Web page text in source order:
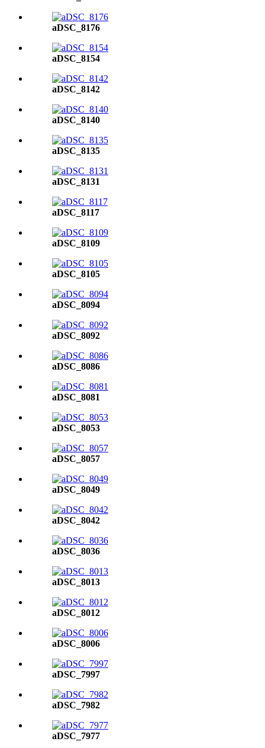
aDSC_8176
aDSC_8154
aDSC_8142
aDSC_8140
aDSC_8135
aDSC_8131
aDSC_8117
aDSC_8109
aDSC_8105
aDSC_8094
aDSC_8092
aDSC_8086
aDSC_8081
aDSC_8053
aDSC_8057
aDSC_8049
aDSC_8042
aDSC_8036
aDSC_8013
aDSC_8012
aDSC_8006
aDSC_7997
aDSC_7982
aDSC_7977